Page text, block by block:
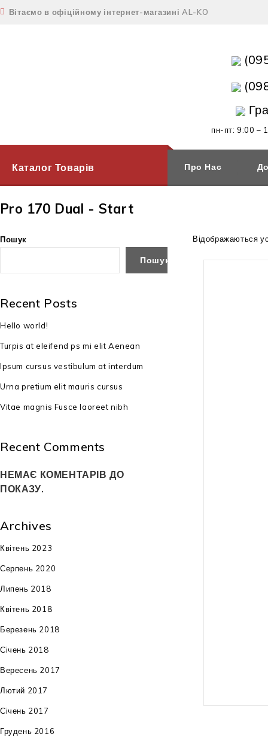
Вітаємо в офіційному інтернет-магазині AL-KO
пн-пт: 9:00 –
Каталог Товарів Про Нас
Pro 170 Dual - Start
Відображаються
Пошук
Пошук
Recent Posts
Hello world!
Turpis at eleifend ps mi elit Aenean
Ipsum cursus vestibulum at interdum
Urna pretium elit mauris cursus
Vitae magnis Fusce laoreet nibh
Recent Comments
НЕМАЄ КОМЕНТАРІВ ДО
ПОКАЗУ.
Archives
Квітень 2023
Серпень 2020
Липень 2018
Квітень 2018
Березень 2018
Січень 2018
Вересень 2017
Лютий 2017
Січень 2017
Грудень 2016